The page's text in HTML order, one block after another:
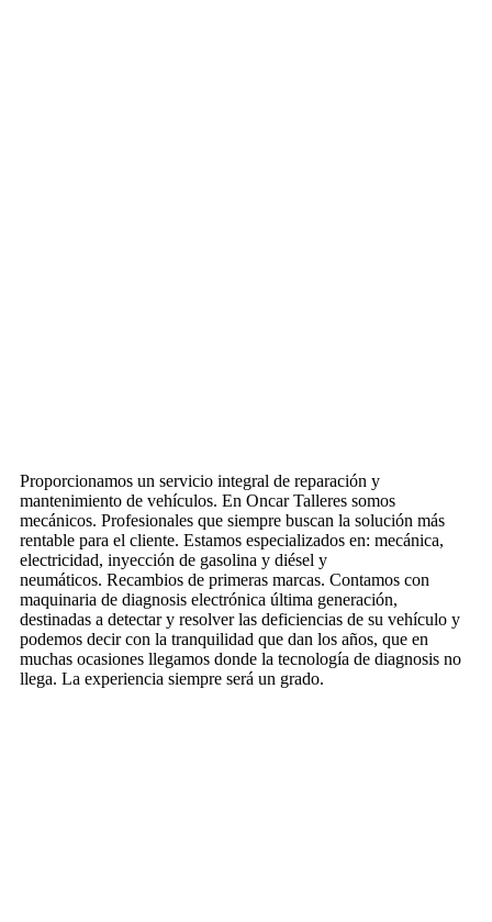
Proporcionamos un servicio integral de reparación y
mantenimiento de vehículos. En Oncar Talleres somos
mecánicos. Profesionales que siempre buscan la solución más
rentable para el cliente. Estamos especializados en: mecánica,
electricidad, inyección de gasolina y diésel y
neumáticos. Recambios de primeras marcas. Contamos con
maquinaria de diagnosis electrónica última generación,
destinadas a detectar y resolver las deficiencias de su vehículo y
podemos decir con la tranquilidad que dan los años, que en
muchas ocasiones llegamos donde la tecnología de diagnosis no
llega. La experiencia siempre será un grado.